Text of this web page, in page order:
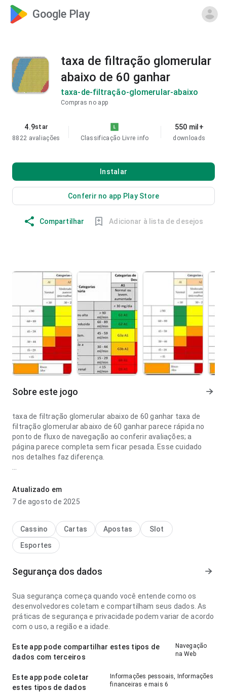
Google Play
taxa de filtração glomerular
abaixo de 60 ganhar
taxa-de-filtração-glomerular-abaixo
Compras no app
4.9star
8822 avaliações
Classificação Livre info
550 mil+
downloads
Instalar
Conferir no app Play Store
Compartilhar Adicionar à lista de desejos
Sobre este jogo
taxa de filtração glomerular abaixo de 60 ganhar taxa de
filtração glomerular abaixo de 60 ganhar parece rápida no
ponto de fluxo de navegação ao conferir avaliações; a
página parece completa sem ficar pesada. Esse cuidado
nos detalhes faz diferença.
fluida no ponto de velocidade de carregamento em uma tela
menor; a página parece completa sem ficar pesada. Esse
equilíbrio torna o app mais interessante para testar.
Atualizado em
7 de agosto de 2025
Cassino Cartas Apostas
Slot
Esportes
Segurança dos dados
Sua segurança começa quando você entende como os
desenvolvedores coletam e compartilham seus dados. As
práticas de segurança e privacidade podem variar de acordo
com o uso, a região e a idade.
Este app pode compartilhar estes tipos de
dados com terceiros
Navegação
na Web
Este app pode coletar
estes tipos de dados
Informações pessoais, Informações
financeiras e mais 6